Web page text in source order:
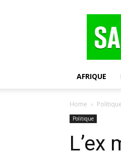
AFRIQUE
Home Politique
Politique
L’ex